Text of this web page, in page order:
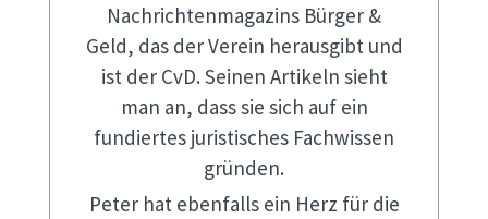
Nachrichtenmagazins Bürger &
Geld, das der Verein herausgibt und
ist der CvD. Seinen Artikeln sieht
man an, dass sie sich auf ein
fundiertes juristisches Fachwissen
gründen.
Peter hat ebenfalls ein Herz für die